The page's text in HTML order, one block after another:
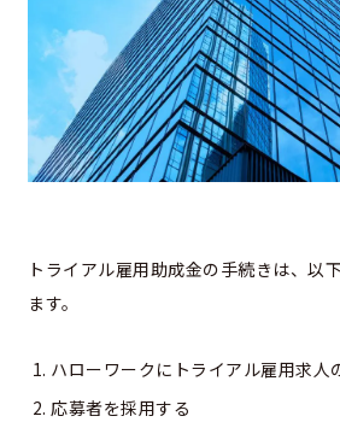
トライアル雇用助成金の手続きは、以
ます。
ハローワークにトライアル雇用求人
応募者を採用する